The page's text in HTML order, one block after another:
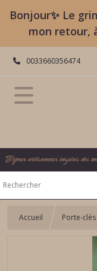
Bonjour✨ Le
mon retour,
0033660356474
Bijoux artisanaux inspirés des
Accueil Porte-